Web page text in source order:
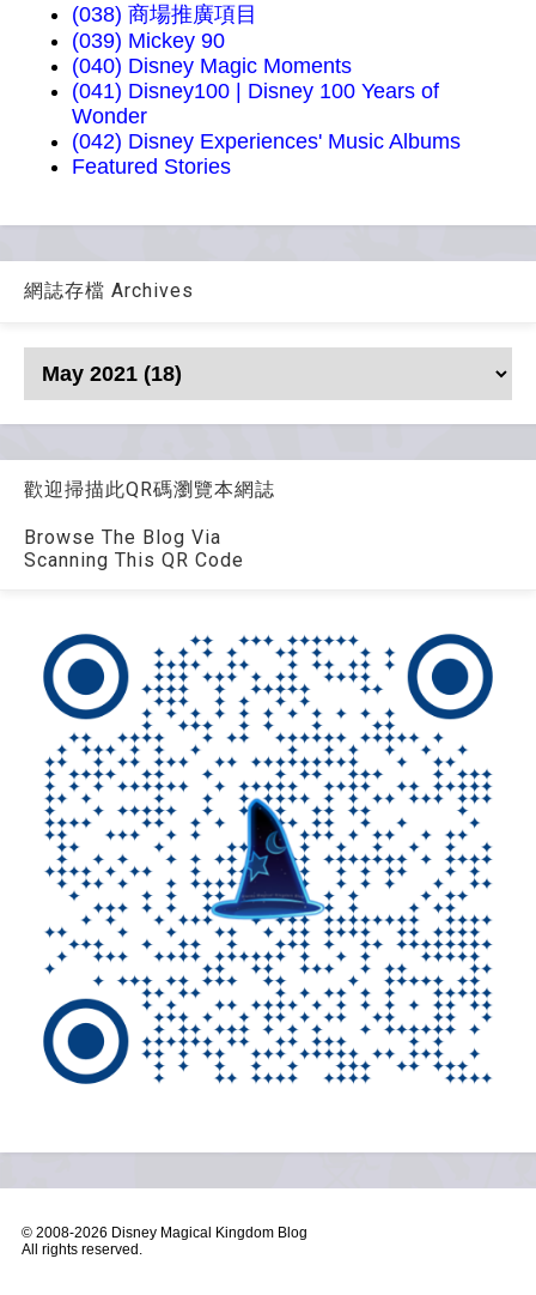
(038) 商場推廣項目
(039) Mickey 90
(040) Disney Magic Moments
(041) Disney100 | Disney 100 Years of
Wonder
(042) Disney Experiences' Music Albums
Featured Stories
網誌存檔 Archives
歡迎掃描此QR碼瀏覽本網誌
Browse The Blog Via
Scanning This QR Code
© 2008-2026 Disney Magical Kingdom Blog
All rights reserved.